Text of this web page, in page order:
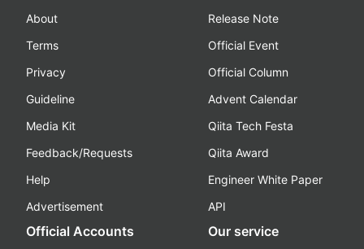
About
Terms
Privacy
Guideline
Media Kit
Feedback/Requests
Help
Advertisement
Release Note
Official Event
Official Column
Advent Calendar
Qiita Tech Festa
Qiita Award
Engineer White Paper
API
Official Accounts Our service